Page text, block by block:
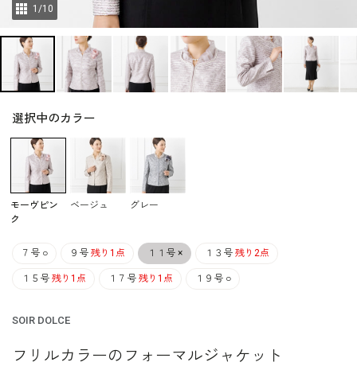
1 /10
選択中のカラー
モーヴピン
ク
ベージュ グレー
７号 ○ ９号 残り1点 １１号 × １３号 残り2点
１５号 残り1点 １７号 残り1点 １９号 ○
SOIR DOLCE
フリルカラーのフォーマルジャケット